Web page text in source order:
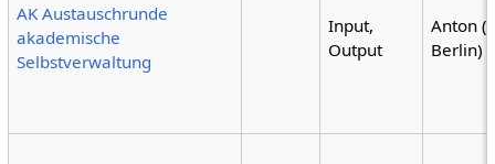
AK Austauschrunde
akademische
Selbstverwaltung
Input,
Output
Anton
Berlin)